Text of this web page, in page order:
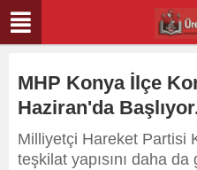
MHP Konya İlçe
Haziran'da
Milliyetçi Hareket Partisi
teşkilat yapısını daha